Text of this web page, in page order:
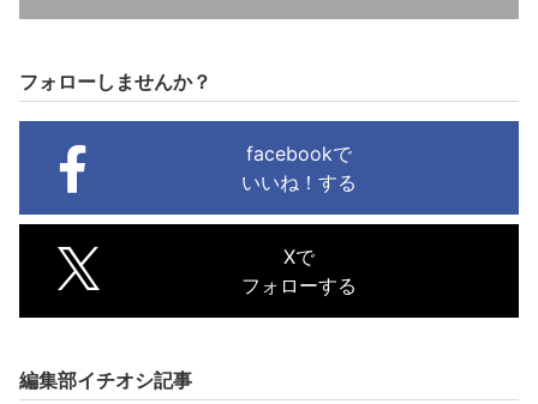
フォローしませんか？
facebookで
いいね！する
Xで
フォローする
編集部イチオシ記事